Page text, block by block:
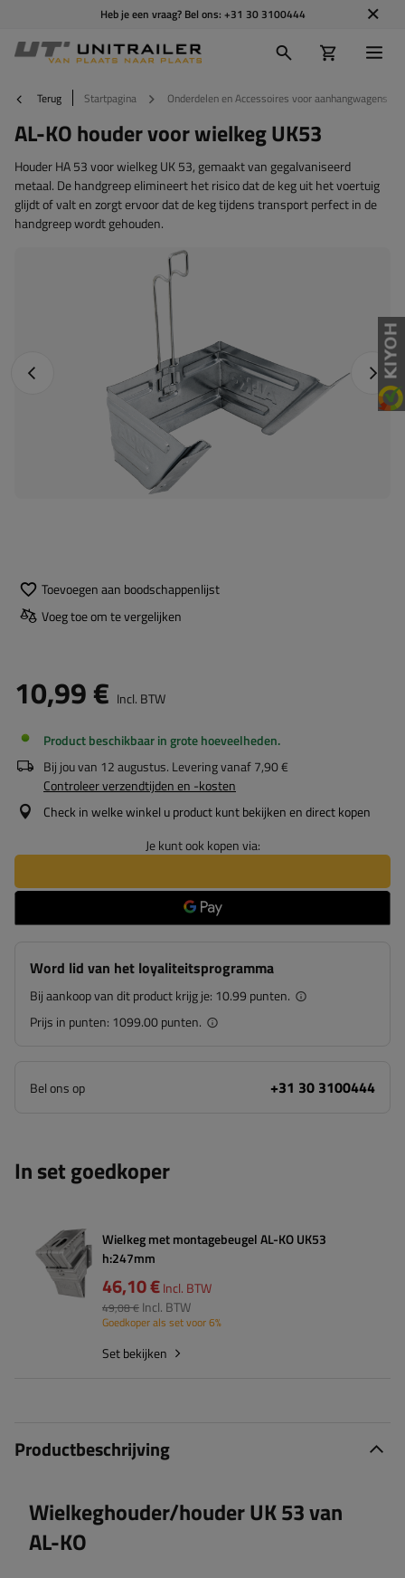
Heb je een vraag? Bel ons: +31 30 3100444
Terug Startpagina Onderdelen en Accessoires voor aanhangwagens
AL-KO houder voor wielkeg UK53
Houder HA 53 voor wielkeg UK 53, gemaakt van gegalvaniseerd
metaal. De handgreep elimineert het risico dat de keg uit het voertuig
glijdt of valt en zorgt ervoor dat de keg tijdens transport perfect in de
handgreep wordt gehouden.
Vorige foto
Toevoegen aan boodschappenlijst
Voeg toe om te vergelijken
10,99 € Incl. BTW
Product beschikbaar in grote hoeveelheden
Bij jou van 12 augustus. Levering vanaf7,90 €
Controleer verzendtijden en -kosten
Check in welke winkel u product kunt bekijken en direct kopen
Je kunt ook kopen via:
Word lid van het loyaliteitsprogramma
Bij aankoop van dit product krijg je: 10.99 punten.
Prijs in punten: 1099.00 punten.
Bel ons op +31 30 3100444
In set goedkoper
Wielkeg met montagebeugel AL-KO UK53
h:247mm
46,10 €Incl. BTW
49,08 € Incl. BTW
Goedkoper als set voor 6%
Set bekijken
Productbeschrijving
Wielkeghouder/houder UK 53 van
AL-KO